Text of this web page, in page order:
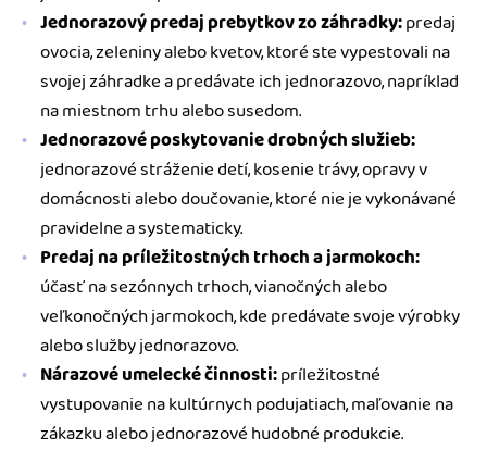
Jednorazový predaj prebytkov zo záhradky:predaj
ovocia, zeleniny alebo kvetov, ktoré ste vypestovali na
svojej záhradke a predávate ich jednorazovo, napríklad
na miestnom trhu alebo susedom.
Jednorazové poskytovanie drobných služieb:
jednorazové stráženie detí, kosenie trávy, opravy v
domácnosti alebo doučovanie, ktoré nie je vykonávané
pravidelne a systematicky.
Predaj na príležitostných trhoch a jarmokoch:
účasť na sezónnych trhoch, vianočných alebo
veľkonočných jarmokoch, kde predávate svoje výrobky
alebo služby jednorazovo.
Nárazové umelecké činnosti:príležitostné
vystupovanie na kultúrnych podujatiach, maľovanie na
zákazku alebo jednorazové hudobné produkcie.